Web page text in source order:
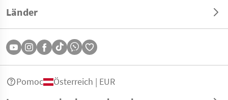
Länder
Pomoc Österreich | EUR